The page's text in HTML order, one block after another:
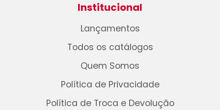
Institucional
Lançamentos
Todos os catálogos
Quem Somos
Política de Privacidade
Política de Troca e Devolução